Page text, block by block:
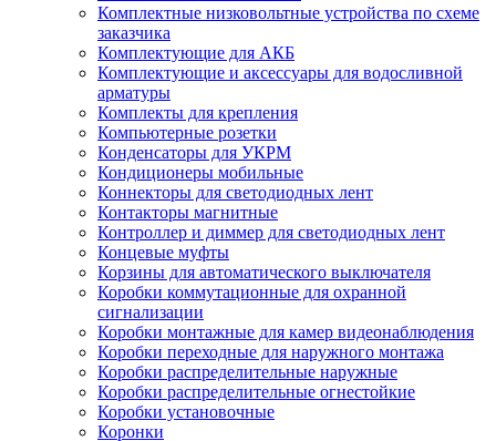
Комплектные низковольтные устройства по схеме
заказчика
Комплектующие для АКБ
Комплектующие и аксессуары для водосливной
арматуры
Комплекты для крепления
Компьютерные розетки
Конденсаторы для УКРМ
Кондиционеры мобильные
Коннекторы для светодиодных лент
Контакторы магнитные
Контроллер и диммер для светодиодных лент
Концевые муфты
Корзины для автоматического выключателя
Коробки коммутационные для охранной
сигнализации
Коробки монтажные для камер видеонаблюдения
Коробки переходные для наружного монтажа
Коробки распределительные наружные
Коробки распределительные огнестойкие
Коробки установочные
Коронки